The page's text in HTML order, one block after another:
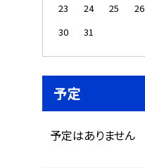
23
24 25 26
30
31
予定
予定はありません